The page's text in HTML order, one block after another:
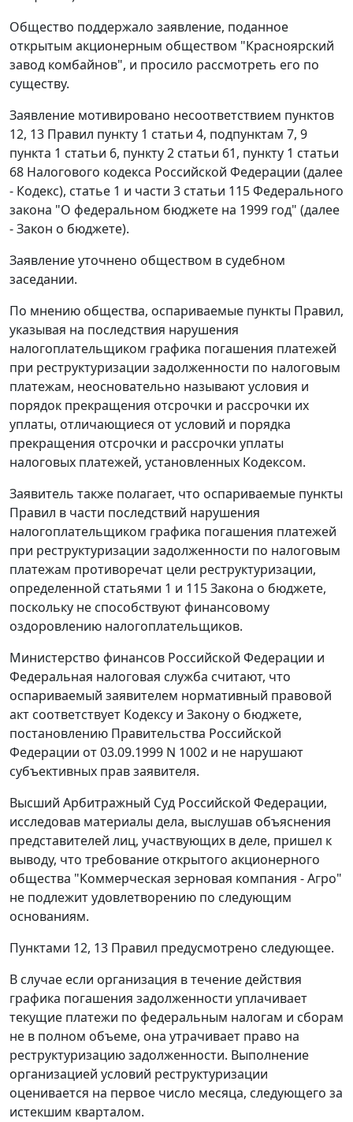
Общество поддержало заявление, поданное
открытым акционерным обществом "Красноярский
завод комбайнов", и просило рассмотреть его по
существу.
Заявление мотивировано несоответствием пунктов
12, 13 Правил пункту 1 статьи 4, подпунктам 7, 9
пункта 1 статьи 6, пункту 2 статьи 61, пункту 1 статьи
68 Налогового кодекса Российской Федерации (далее
- Кодекс), статье 1 и части 3 статьи 115 Федерального
закона "О федеральном бюджете на 1999 год" (далее
- Закон о бюджете).
Заявление уточнено обществом в судебном
заседании.
По мнению общества, оспариваемые пункты Правил,
указывая на последствия нарушения
налогоплательщиком графика погашения платежей
при реструктуризации задолженности по налоговым
платежам, неосновательно называют условия и
порядок прекращения отсрочки и рассрочки их
уплаты, отличающиеся от условий и порядка
прекращения отсрочки и рассрочки уплаты
налоговых платежей, установленных Кодексом.
Заявитель также полагает, что оспариваемые пункты
Правил в части последствий нарушения
налогоплательщиком графика погашения платежей
при реструктуризации задолженности по налоговым
платежам противоречат цели реструктуризации,
определенной статьями 1 и 115 Закона о бюджете,
поскольку не способствуют финансовому
оздоровлению налогоплательщиков.
Министерство финансов Российской Федерации и
Федеральная налоговая служба считают, что
оспариваемый заявителем нормативный правовой
акт соответствует Кодексу и Закону о бюджете,
постановлению Правительства Российской
Федерации от 03.09.1999 N 1002 и не нарушают
субъективных прав заявителя.
Высший Арбитражный Суд Российской Федерации,
исследовав материалы дела, выслушав объяснения
представителей лиц, участвующих в деле, пришел к
выводу, что требование открытого акционерного
общества "Коммерческая зерновая компания - Агро"
не подлежит удовлетворению по следующим
основаниям.
Пунктами 12, 13 Правил предусмотрено следующее.
В случае если организация в течение действия
графика погашения задолженности уплачивает
текущие платежи по федеральным налогам и сборам
не в полном объеме, она утрачивает право на
реструктуризацию задолженности. Выполнение
организацией условий реструктуризации
оценивается на первое число месяца, следующего за
истекшим кварталом.